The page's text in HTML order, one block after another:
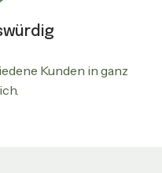
Kunden in ganz